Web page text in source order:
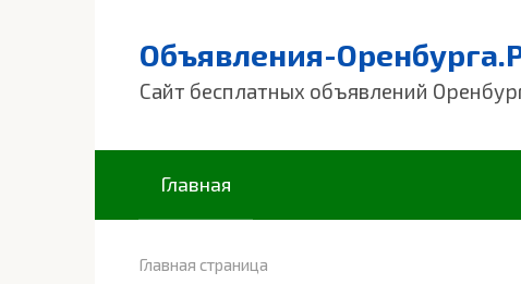
Объявления-
Сайт бесплатных объявлений
Главная
Главная страница